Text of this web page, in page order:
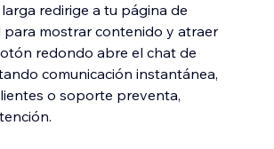
redirige a tu página de
para mostrar contenido y atraer
redondo abre el chat de
comunicación instantánea,
o soporte preventa,